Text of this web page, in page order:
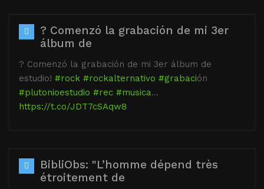
? Comenzó la grabación de mi 3er
álbum de
? Comenzó la grabación de mi 3er álbum de
estudio! #rock #rockalternativo #grabación
#plutonioestudio #rec #musica…
https://t.co/JDT7cSAqw8
BibliObs: "L’homme dépend très
étroitement de